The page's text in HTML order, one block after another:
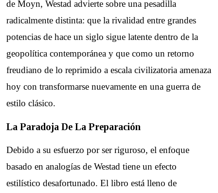
de Moyn, Westad advierte sobre una pesadilla
radicalmente distinta: que la rivalidad entre grandes
potencias de hace un siglo sigue latente dentro de la
geopolítica contemporánea y que como un retorno
freudiano de lo reprimido a escala civilizatoria amenaza
hoy con transformarse nuevamente en una guerra de
estilo clásico.
La Paradoja De La Preparación
Debido a su esfuerzo por ser riguroso, el enfoque
basado en analogías de Westad tiene un efecto
estilístico desafortunado. El libro está lleno de